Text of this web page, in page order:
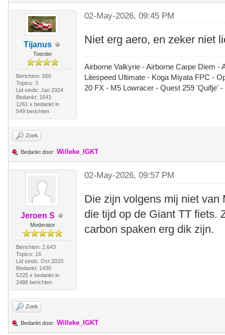
Tijanus
Toerder
Berichten: 556
Topics: 3
Lid sinds: Jan 2024
Bedankt: 1643
1261 x bedankt in
549 berichten
02-May-2026, 09:45 PM
Niet erg aero, en zeker niet
Airborne Valkyrie - Airborne Carpe Diem -
Litespeed Ultimate - Koga Miyata FPC -
20 FX - M5 Lowracer - Quest 259 'Quifje'
Zoek
Bedankt door: Willeke_IGKT
Jeroen S
Moderator
Berichten: 2.643
Topics: 16
Lid sinds: Oct 2020
Bedankt: 1430
5225 x bedankt in
2486 berichten
02-May-2026, 09:57 PM
Die zijn volgens mij niet van
die tijd op de Giant TT fiets.
carbon spaken erg dik zijn.
Zoek
Bedankt door: Willeke_IGKT